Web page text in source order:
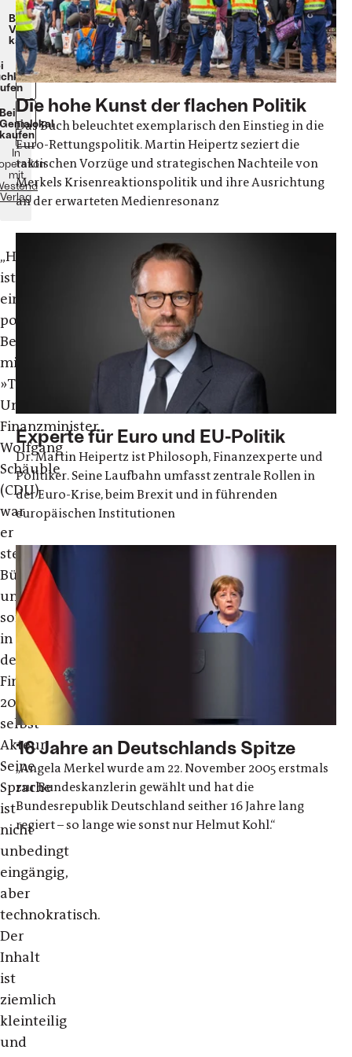
Beim
Verlag
kaufen
In
mit
Verlag
„Heipertz
ist
ein
politischer
Beamter
mit
»Treuepflicht«.
Unter
Finanzminister
Wolfgang
Schäuble
(CDU)
war
er
stellvertretender
Büroleiter
und
somit
in
der
Finanzkrise
2010
selbst
Akteur.
Seine
Sprache
ist
nicht
unbedingt
eingängig,
aber
technokratisch.
Der
Inhalt
ist
ziemlich
kleinteilig
und
Die hohe Kunst der flachen Politik
Das Buch beleuchtet exemplarisch den Einstieg in die
Euro-Rettungspolitik. Martin Heipertz seziert die
taktischen Vorzüge und strategischen Nachteile von
Merkels Krisenreaktionspolitik und ihre Ausrichtung
an der erwarteten Medienresonanz
Experte für Euro und EU-Politik
Dr. Martin Heipertz ist Philosoph, Finanzexperte und
Politiker. Seine Laufbahn umfasst zentrale Rollen in
der Euro-Krise, beim Brexit und in führenden
europäischen Institutionen
16 Jahre an Deutschlands Spitze
„Angela Merkel wurde am 22. November 2005 erstmals
zur Bundeskanzlerin gewählt und hat die
Bundesrepublik Deutschland seither 16 Jahre lang
regiert – so lange wie sonst nur Helmut Kohl.“